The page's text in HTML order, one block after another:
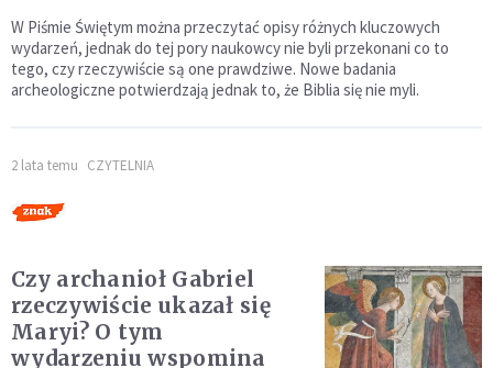
W Piśmie Świętym można przeczytać opisy różnych kluczowych
wydarzeń, jednak do tej pory naukowcy nie byli przekonani co to
tego, czy rzeczywiście są one prawdziwe. Nowe badania
archeologiczne potwierdzają jednak to, że Biblia się nie myli.
2 lata temu CZYTELNIA
Czy archanioł Gabriel
rzeczywiście ukazał się
Maryi? O tym
wydarzeniu wspomina